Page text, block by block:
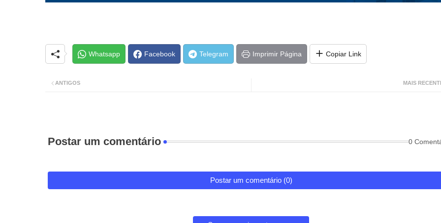
Whatsapp Facebook Telegram Imprimir Página Copiar Link
MAIS
ANTIGOS
Postar um comentário 0
Postar um comentário (0)